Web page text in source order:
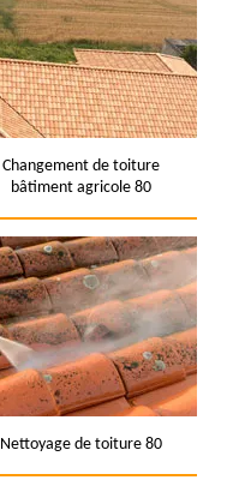
Changement de toiture
bâtiment agricole 80
Nettoyage de toiture 80